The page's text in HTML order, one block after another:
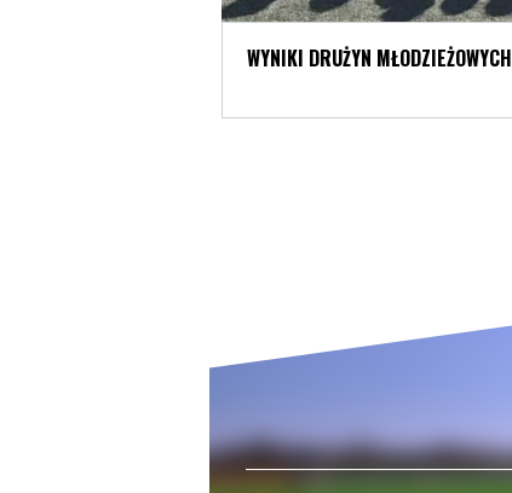
WYNIKI DRUŻYN MŁODZIEŻOWYCH